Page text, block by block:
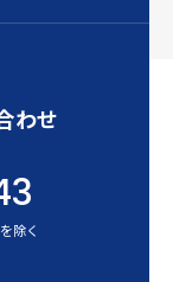
わせ
除く